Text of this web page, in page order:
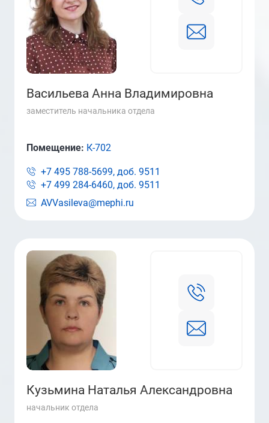
Васильева Анна Владимировна
заместитель начальника отдела
AVVasileva@mephi.ru
Помещение: К-702
+7 495 788-5699, доб. 9511
+7 499 284-6460, доб. 9511
Кузьмина Наталья Александровна
начальник отдела